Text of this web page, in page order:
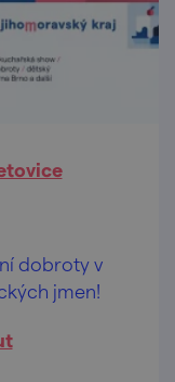
dobroty v
jmen!